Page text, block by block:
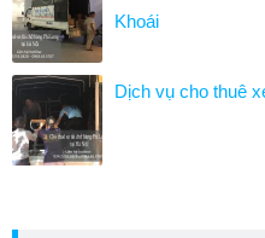
Khoái
Dịch vụ cho thuê